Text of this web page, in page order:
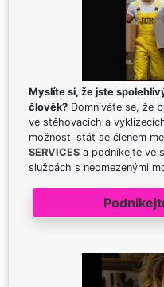
Myslíte si, že jste
člověk? Domníváte se, že
ve stěhovacích a
možnosti stát se členem
SERVICES a podnikejte ve
službách s neomezenými